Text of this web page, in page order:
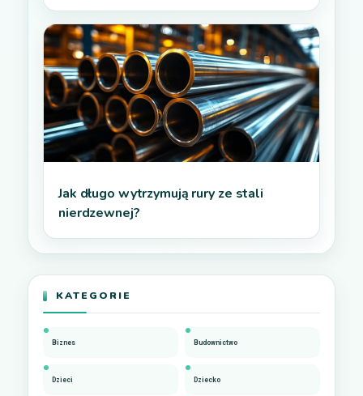
Jak długo wytrzymują rury ze stali
nierdzewnej?
KATEGORIE
Biznes Budownictwo
Dzieci Dziecko